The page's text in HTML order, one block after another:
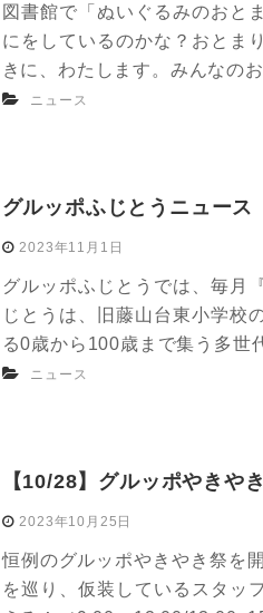
図書館で「ぬいぐるみのおと
にをしているのかな？おとま
きに、わたします。みんなの
ニュース
グルッポふじとうニュース
2023年11月1日
グルッポふじとうでは、毎月
じとうは、旧藤山台東小学校
る0歳から100歳まで集う多
ニュース
【10/28】グルッポやきや
2023年10月25日
恒例のグルッポやきやき祭を
を巡り、仮装しているスタッ